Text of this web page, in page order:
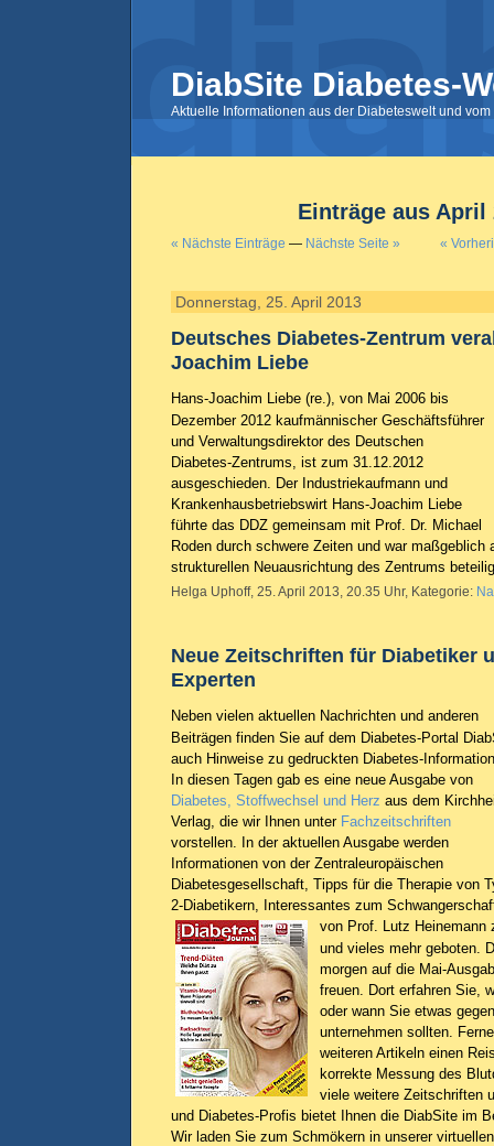
DiabSite Diabetes-
Aktuelle Informationen aus der Diabeteswelt und
Einträge aus April
« Nächste Einträge — Nächste Seite » «
Donnerstag, 25. April 2013
Deutsches Diabetes-Zentrum
Joachim Liebe
Hans-Joachim Liebe (re.), von Mai 2006 bis
Dezember 2012 kaufmännischer Geschäftsführer
und Verwaltungsdirektor des Deutschen
Diabetes-Zentrums, ist zum 31.12.2012
ausgeschieden. Der Industriekaufmann und
Krankenhausbetriebswirt Hans-Joachim Liebe
führte das DDZ gemeinsam mit Prof. Dr. Michael
Roden durch schwere Zeiten und war maßgeblich
strukturellen Neuausrichtung des Zentrums
Helga Uphoff, 25. April 2013, 20.35 Uhr, Kategorie:
Neue Zeitschriften für Diabetiker
Experten
Neben vielen aktuellen Nachrichten und anderen
Beiträgen finden Sie auf dem Diabetes-Portal
auch Hinweise zu gedruckten Diabetes-
In diesen Tagen gab es eine neue Ausgabe von
Diabetes, Stoffwechsel und Herz aus dem
Verlag, die wir Ihnen unter Fachzeitschriften
vorstellen. In der aktuellen Ausgabe werden
Informationen von der Zentraleuropäischen
Diabetesgesellschaft, Tipps für die Therapie von
2-Diabetikern, Interessantes zum
von Prof. Lutz Heinemann
und vieles mehr geboten.
morgen auf die Mai-
freuen. Dort erfahren Sie,
oder wann Sie etwas
unternehmen sollten.
weiteren Artikeln einen
korrekte Messung des
viele weitere Zeitschriften
und Diabetes-Profis bietet Ihnen die DiabSite im
Wir laden Sie zum Schmökern in unserer